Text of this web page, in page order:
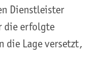
Dienstleister
die erfolgte
die Lage versetzt,